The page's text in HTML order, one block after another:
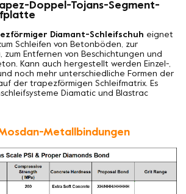
Doppel-Tojans-Segment-
Diamant-Schleifschuh eignet
Schleifen von Betonböden, zur
zum Entfernen von Beschichtungen und
Kann auch hergestellt werden Einzel-,
noch mehr unterschiedliche Formen der
der trapezförmigen Schleifmatrix. Es
Diamatic und Blastrac
Metallbindungen